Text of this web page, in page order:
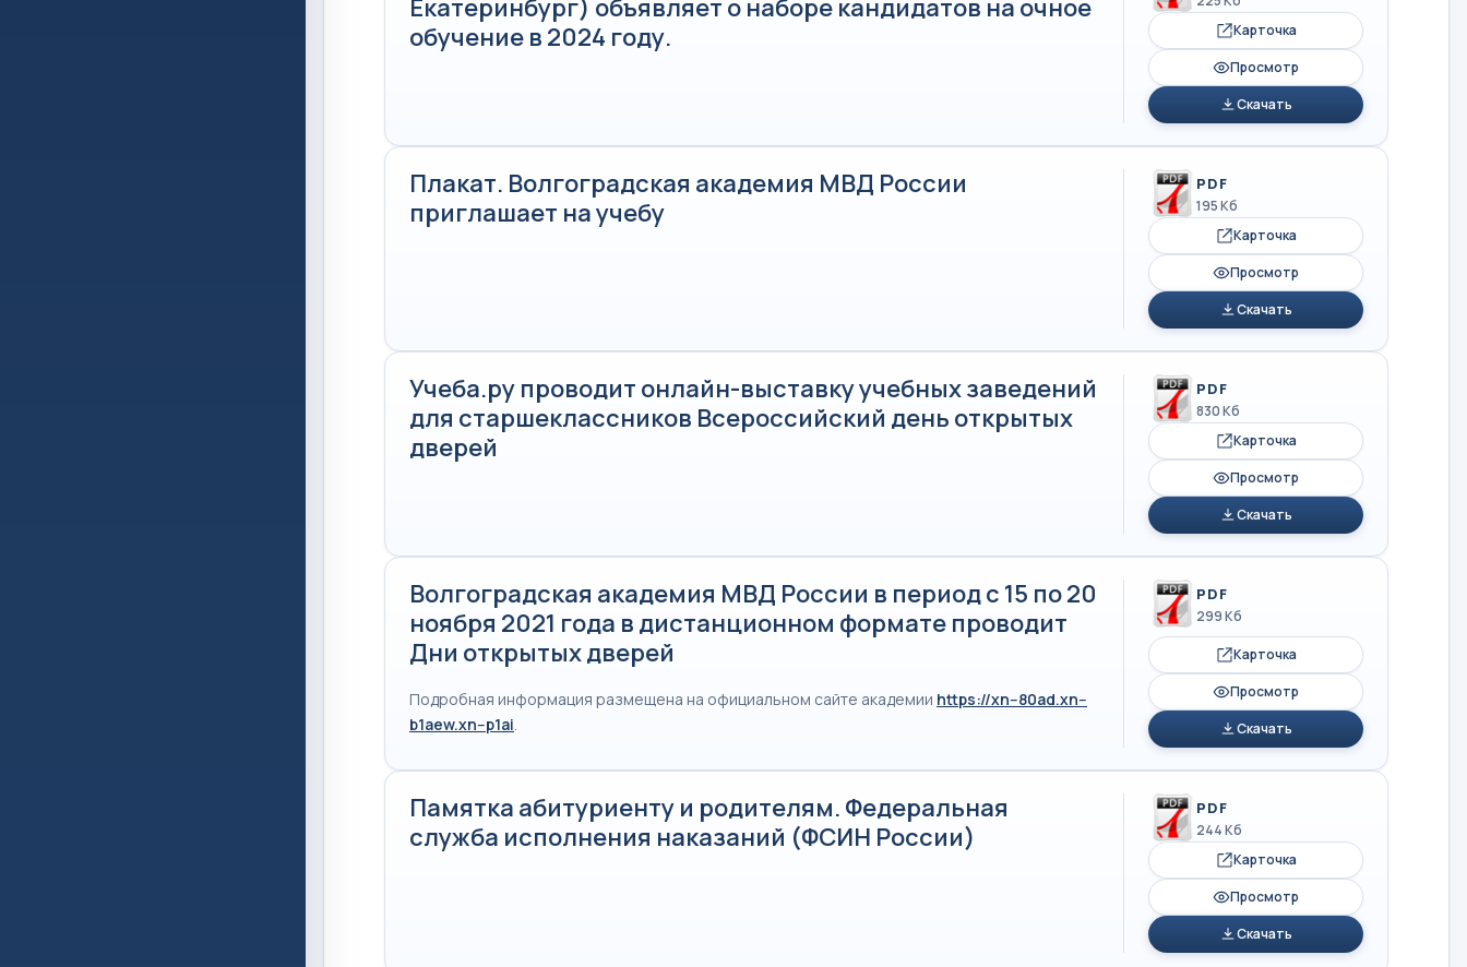
Екатеринбург) объявляет о наборе кандидатов на очное
обучение в 2024 году.
Карточка
Просмотр
Скачать
Плакат. Волгоградская академия МВД России
приглашает на учебу
PDF
195 Кб
Карточка
Просмотр
Скачать
Учеба.ру проводит онлайн-выставку учебных заведений
для старшеклассников Всероссийский день открытых
дверей
PDF
830 Кб
Карточка
Просмотр
Скачать
Волгоградская академия МВД России в период с 15 по 20
ноября 2021 года в дистанционном формате проводит
Дни открытых дверей
Подробная информация размещена на официальном сайте академии https://xn--80ad.xn--
b1aew.xn--p1ai
PDF
299 Кб
Карточка
Просмотр
Скачать
Памятка абитуриенту и родителям. Федеральная
служба исполнения наказаний (ФСИН России)
PDF
244 Кб
Карточка
Просмотр
Скачать